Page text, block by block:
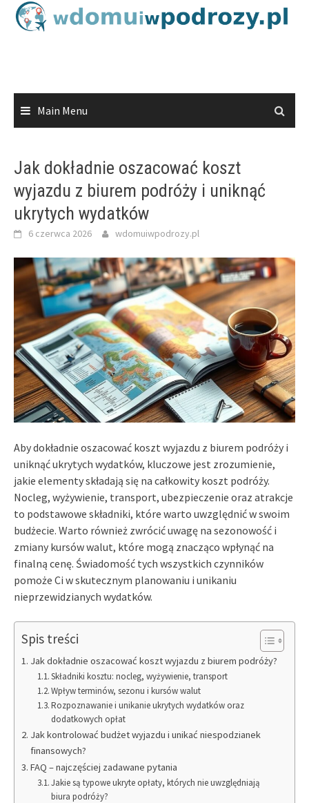
Skip
Main Menu
Jak dokładnie oszacować koszt
wyjazdu z biurem podróży i uniknąć
ukrytych wydatków
6 czerwca 2026 wdomuiwpodrozy.pl
Aby dokładnie oszacować koszt wyjazdu z biurem podróży i
uniknąć ukrytych wydatków, kluczowe jest zrozumienie,
jakie elementy składają się na całkowity koszt podróży.
Nocleg, wyżywienie, transport, ubezpieczenie oraz atrakcje
to podstawowe składniki, które warto uwzględnić w swoim
budżecie. Warto również zwrócić uwagę na sezonowość i
zmiany kursów walut, które mogą znacząco wpłynąć na
finalną cenę. Świadomość tych wszystkich czynników
pomoże Ci w skutecznym planowaniu i unikaniu
nieprzewidzianych wydatków.
Spis treści
Jak dokładnie oszacować koszt wyjazdu z biurem podróży?
Składniki kosztu: nocleg, wyżywienie, transport
Wpływ terminów, sezonu i kursów walut
Rozpoznawanie i unikanie ukrytych wydatków oraz
dodatkowych opłat
Jak kontrolować budżet wyjazdu i unikać niespodzianek
finansowych?
FAQ – najczęściej zadawane pytania
Jakie są typowe ukryte opłaty, których nie uwzględniają
biura podróży?